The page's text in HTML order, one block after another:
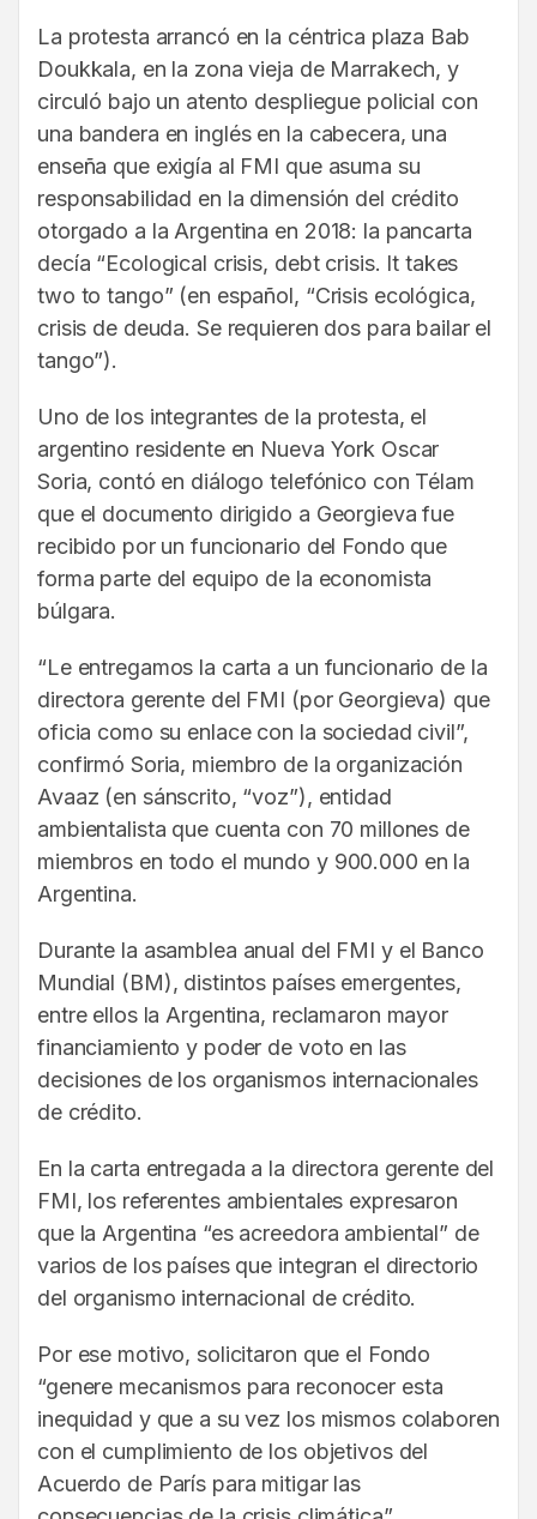
La protesta arrancó en la céntrica plaza Bab
Doukkala, en la zona vieja de Marrakech, y
circuló bajo un atento despliegue policial con
una bandera en inglés en la cabecera, una
enseña que exigía al FMI que asuma su
responsabilidad en la dimensión del crédito
otorgado a la Argentina en 2018: la pancarta
decía “Ecological crisis, debt crisis. It takes
two to tango” (en español, “Crisis ecológica,
crisis de deuda. Se requieren dos para bailar el
tango”).
Uno de los integrantes de la protesta, el
argentino residente en Nueva York Oscar
Soria, contó en diálogo telefónico con Télam
que el documento dirigido a Georgieva fue
recibido por un funcionario del Fondo que
forma parte del equipo de la economista
búlgara.
“Le entregamos la carta a un funcionario de la
directora gerente del FMI (por Georgieva) que
oficia como su enlace con la sociedad civil”,
confirmó Soria, miembro de la organización
Avaaz (en sánscrito, “voz”), entidad
ambientalista que cuenta con 70 millones de
miembros en todo el mundo y 900.000 en la
Argentina.
Durante la asamblea anual del FMI y el Banco
Mundial (BM), distintos países emergentes,
entre ellos la Argentina, reclamaron mayor
financiamiento y poder de voto en las
decisiones de los organismos internacionales
de crédito.
En la carta entregada a la directora gerente del
FMI, los referentes ambientales expresaron
que la Argentina “es acreedora ambiental” de
varios de los países que integran el directorio
del organismo internacional de crédito.
Por ese motivo, solicitaron que el Fondo
“genere mecanismos para reconocer esta
inequidad y que a su vez los mismos colaboren
con el cumplimiento de los objetivos del
Acuerdo de París para mitigar las